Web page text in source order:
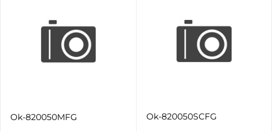
Ok-820050MFG Ok-820050SCFG